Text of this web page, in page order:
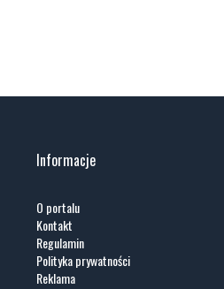
Informacje
O portalu
Kontakt
Regulamin
Polityka prywatności
Reklama